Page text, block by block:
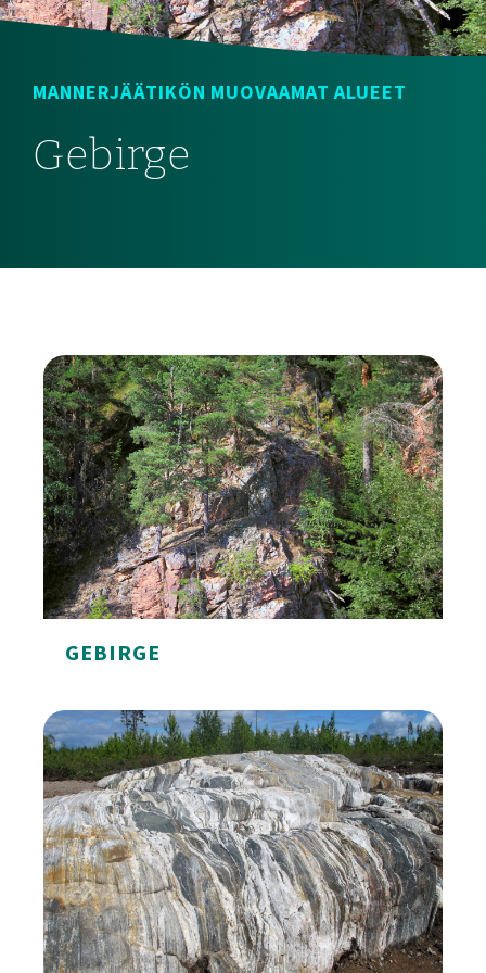
MANNERJÄÄTIKÖN MUOVAAMAT ALUEET
Gebirge
GEBIRGE
Gebirge